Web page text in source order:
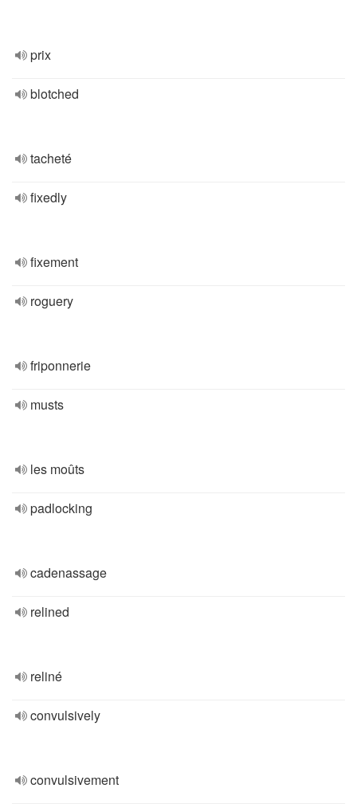
prix
blotched
tacheté
fixedly
fixement
roguery
friponnerie
musts
les moûts
padlocking
cadenassage
relined
reliné
convulsively
convulsivement